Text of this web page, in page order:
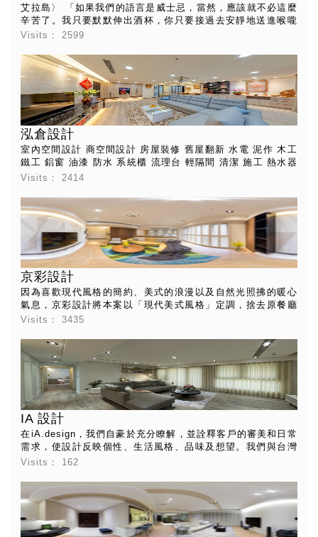
艾拉島〉 「如果我們的語言是威士忌，當然，應該就不必這麼
辛苦了。我只要默默伸出酒杯，你只要接過去安靜地送進喉嚨
裡去，只要這樣應該就成了。非常簡單，非常親密，非常正
自春上村樹細膩的話語，唯美地訴說艾拉島的獨特氣息，釀出
了威士忌與人密不可分的關係，那是一個冷冽的孤島，卻成就
了千萬人之間溫潤的連結。面對採光如此稀微的空間，空氣中
充滿涼意的氛圍讓設計師想起了這座迷人小島，因此以艾拉島
做為設計概念主軸，將遺世獨立、氣候惡劣的北愛爾蘭威士忌
產地：艾拉島，拉進39坪的空間，泥煤獨有的煙燻感，賦予空
間幽暗、質感的氛圍，也襯托出屋主獨特的品味，用威士忌做
為媒介，繫住業主新婚那濃烈而淡雅的愛情。 〈艾拉島的意
象〉 書房門板的材質為不鏽鋼，象徵艾拉島的冷冽，木皮的運
用象徵艾拉島特有的泥煤原料，美耐板代表著斑駁的調性，水
的流動象徵著流水，到了夜裡，輕輕點上溫煦的燭光，襯著木
紋的肌理，就有如在寒冬中神祕的藏身之地，溫暖、舒適而令
人安心。 〈以人為本〉 空間上，利用半開放式的格局增加趣味
性和空間感，書房兩側的拉門可以依照屋主的需要調整，電視
牆面別出心裁地留了一道斜切的縫隙，引光入室，讓光線可以
穿透自如，打造空間之間的連結性。客廳的設計巧妙在以人為
中心，有別於以往的緊貼牆面，將沙發置於客廳中心點，後方
則為整面的鐵件櫃體，增加收納功能與設計感，人可以遊走在
客廳的每個角落而不被沙發侷限，是一個充滿互動性的空間，
有著豐富的表情。 空間就如同威士忌扮演的角色，拉進彼此的
關係，如果他們的語言是威士忌，我們就樂於成為打造艾拉島
的建築師，為他們釀出醇馥幽郁的杯中物，延續他們動人的詩
篇。 設計概念文字為【一水一木設計工作室】提供
Visits：2599
泓倉設計
室內空間設計 商空間設計 房屋裝修 舊屋翻新 水電 泥作 木工
鐵工 鋁窗 油漆 防水 系統櫃 流理台 輕隔間 清潔 施工 熱水器
瓦斯爐 抽油煙機販售安裝
Visits： 2414
京彩設計
因為喜歡現代風格的簡約、美式的浪漫以及自然光照拂的暖心
氣息，京彩設計將本案以「現代美式風格」定調，捨去原餐廳
的隔間牆，延長客廳空間景深，使優質採光得以貫穿公共空
扇縫隙中溜進，使異國浪漫展露無遺，為美式風格埋下深刻伏
筆。 瞭解屋主喜愛繽紛有活力的配色，便於壁面、傢俱、軟件
及配飾方面表現活潑氣息，並且因應每一隅的場域氛圍，給予
空間截然不同的多元面貌。此外，因為家中有幼童的緣故，為
了避免意外發生的機會，設計師王立崢減少櫃體的數量，收納
機能安排得恰到好處，悉心著想生活細節，成就這處美式浪漫
生活居所。
Visits：3435
IA 設計
在iA.design，我們自豪於充分瞭解，並詮釋客戶的審美和日常
需求，使設計反映個性、生活風格、品味及想望。我們與台灣
多家知名承包商、供應商、家具製造商及美術設計師合作，因
我們的技術、知識、施工專業及多元的專案經驗，也讓我們得
以提出兼具功能及效能的創意設計方案。
Visits： 162